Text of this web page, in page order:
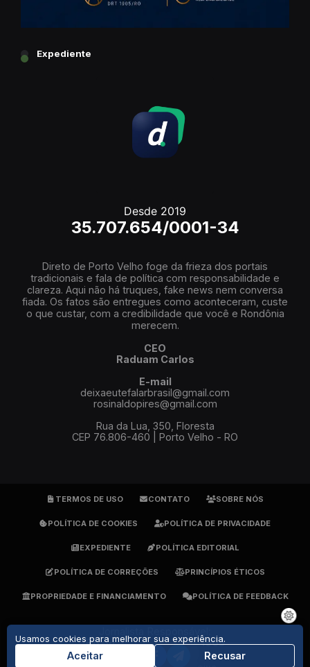
Expediente
Desde 2019
35.707.654/0001-34
Direto de Porto Velho foge da frieza dos portais
tradicionais e fala de política com responsabilidade e
clareza. Aqui não há truques, fake news nem conversa
fiada. Os fatos são entregues como aconteceram, custe
o que custar, com a credibilidade que você e Rondônia
merecem.
CEO
Raduam Carlos
E-mail
deixaeutefalarbrasil@gmail.com
rosinaldopires@gmail.com
Rua da Lua, 350, Floresta
CEP 76.806-460 | Porto Velho - RO
TERMOS DE USO CONTATO SOBRE NÓS
POLÍTICA DE COOKIES POLÍTICA DE PRIVACIDADE
EXPEDIENTE POLÍTICA EDITORIAL
POLÍTICA DE CORREÇÕES PRINCÍPIOS ÉTICOS
PROPRIEDADE E FINANCIAMENTO POLÍTICA DE FEEDBACK
Rosinaldo Pires - DRT 1905
Usamos cookies para melhorar sua experiência.
Aceitar Recusar